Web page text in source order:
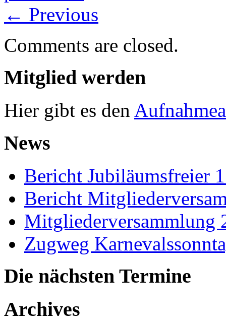
← Previous
Comments are closed.
Mitglied werden
Hier gibt es den
News
Bericht Jubiläumsfreier
Bericht
Mitgliederversammlung
Zugweg
Die nächsten Termine
Archives